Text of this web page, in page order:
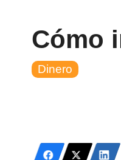
Cómo
Dinero